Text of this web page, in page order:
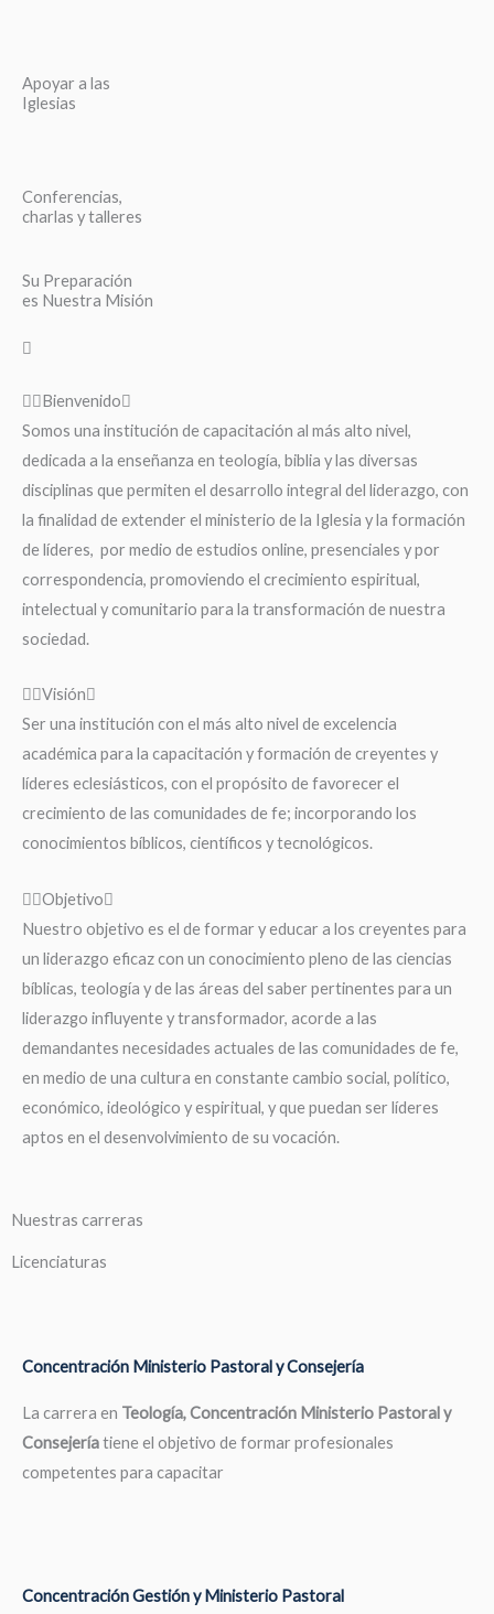
Apoyar a las
Iglesias
Conferencias,
charlas y talleres
Su Preparación
es Nuestra Misión
Bienvenido
Somos una institución de capacitación al más alto nivel,
dedicada a la enseñanza en teología, biblia y las diversas
disciplinas que permiten el desarrollo integral del liderazgo, con
la finalidad de extender el ministerio de la Iglesia y la formación
de líderes, por medio de estudios online, presenciales y por
correspondencia, promoviendo el crecimiento espiritual,
intelectual y comunitario para la transformación de nuestra
sociedad.
Visión
Ser una institución con el más alto nivel de excelencia
académica para la capacitación y formación de creyentes y
líderes eclesiásticos, con el propósito de favorecer el
crecimiento de las comunidades de fe; incorporando los
conocimientos bíblicos, científicos y tecnológicos.
Objetivo
Nuestro objetivo es el de formar y educar a los creyentes para
un liderazgo eficaz con un conocimiento pleno de las ciencias
bíblicas, teología y de las áreas del saber pertinentes para un
liderazgo influyente y transformador, acorde a las
demandantes necesidades actuales de las comunidades de fe,
en medio de una cultura en constante cambio social, político,
económico, ideológico y espiritual, y que puedan ser líderes
aptos en el desenvolvimiento de su vocación.
Nuestras carreras
Licenciaturas
Concentración Ministerio Pastoral y Consejería
La carrera en Teología, Concentración Ministerio Pastoral y
Consejeríatiene el objetivo de formar profesionales
competentes para capacitar
Concentración Gestión y Ministerio Pastoral